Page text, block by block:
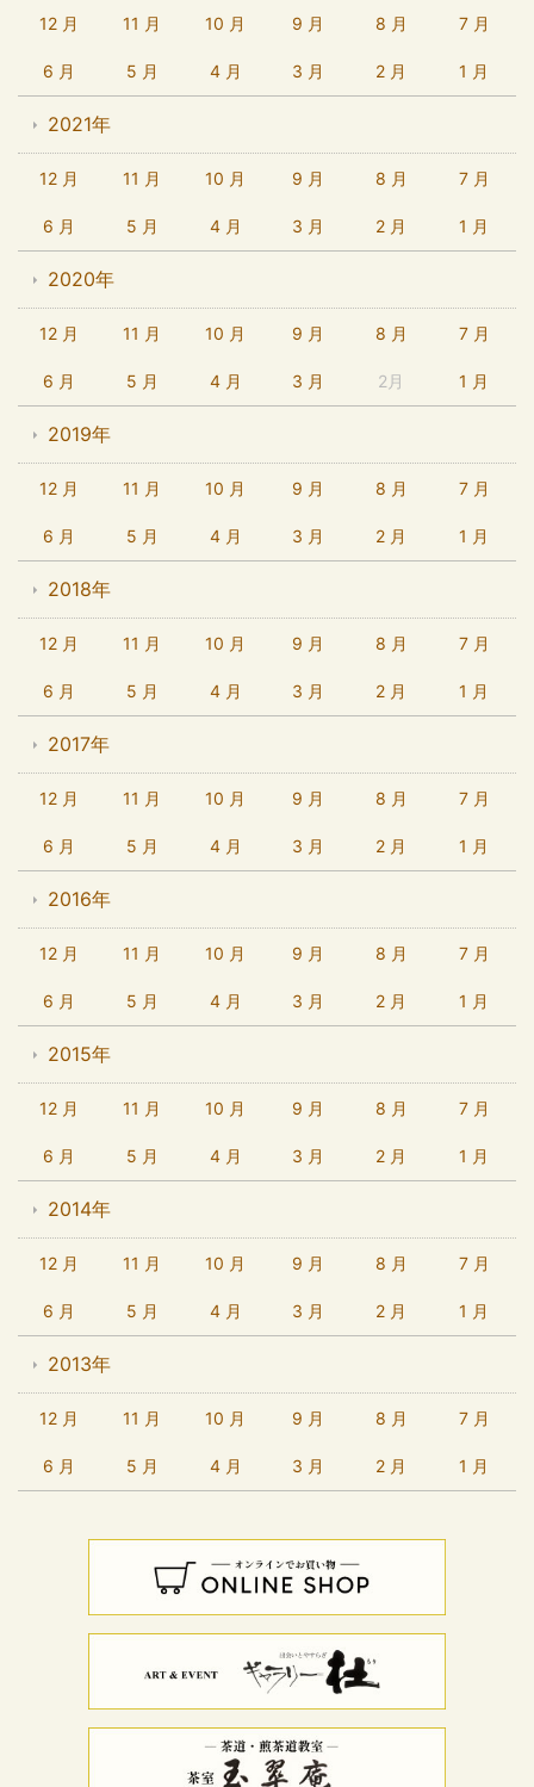
12 月 11 月 10 月 9 月 8 月 7 月
6 月 5 月 4 月 3 月 2 月 1 月
2021年
12 月 11 月 10 月 9 月 8 月 7 月
6 月 5 月 4 月 3 月 2 月 1 月
2020年
12 月 11 月 10 月 9 月 8 月 7 月
6 月 5 月 4 月 3 月 2月 1 月
2019年
12 月 11 月 10 月 9 月 8 月 7 月
6 月 5 月 4 月 3 月 2 月 1 月
2018年
12 月 11 月 10 月 9 月 8 月 7 月
6 月 5 月 4 月 3 月 2 月 1 月
2017年
12 月 11 月 10 月 9 月 8 月 7 月
6 月 5 月 4 月 3 月 2 月 1 月
2016年
12 月 11 月 10 月 9 月 8 月 7 月
6 月 5 月 4 月 3 月 2 月 1 月
2015年
12 月 11 月 10 月 9 月 8 月 7 月
6 月 5 月 4 月 3 月 2 月 1 月
2014年
12 月 11 月 10 月 9 月 8 月 7 月
6 月 5 月 4 月 3 月 2 月 1 月
2013年
12 月 11 月 10 月 9 月 8 月 7 月
6 月 5 月 4 月 3 月 2 月 1 月